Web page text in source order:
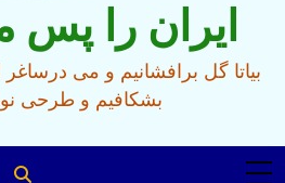
ایران را پس
بیاتا گل برافشانیم و می
بشکافیم و طرحی نو